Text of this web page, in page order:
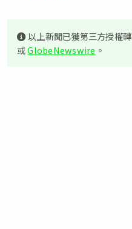
以上新聞已獲第三方授權
或GlobeNewswire 。